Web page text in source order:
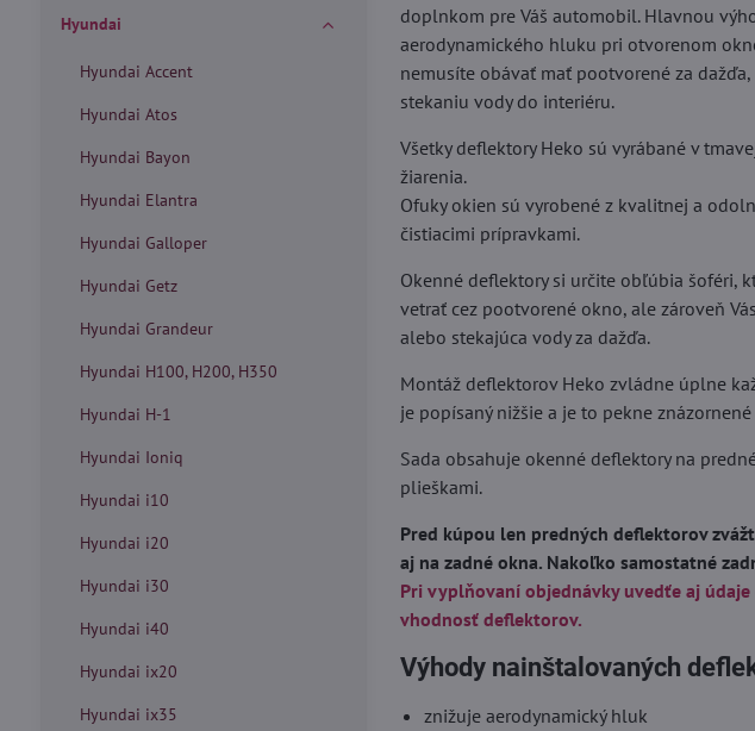
doplnkom pre Váš automobil. Hlavnou
aerodynamického hluku pri otvorenom
nemusíte obávať mať pootvorené za
stekaniu vody do interiéru.
Všetky deflektory Heko sú vyrábané v
žiarenia.
Ofuky okien sú vyrobené z kvalitnej a
čistiacimi prípravkami.
Okenné deflektory si určite obľúbia šoféri,
vetrať cez pootvorené okno, ale zároveň
alebo stekajúca vody za dažďa.
Montáž deflektorov Heko zvládne úplne
je popísaný nižšie a je to pekne
Sada obsahuje okenné deflektory na
plieškami.
Pred kúpou len predných deflektorov
aj na zadné okna. Nakoľko samostatné
Pri vyplňovaní objednávky uvedťe aj
vhodnosť deflektorov.
Výhody nainštalovaných
znižuje aerodynamický hluk
Hyundai
Hyundai Accent
Hyundai Atos
Hyundai Bayon
Hyundai Elantra
Hyundai Galloper
Hyundai Getz
Hyundai Grandeur
Hyundai H100, H200, H350
Hyundai H-1
Hyundai Ioniq
Hyundai i10
Hyundai i20
Hyundai i30
Hyundai i40
Hyundai ix20
Hyundai ix35